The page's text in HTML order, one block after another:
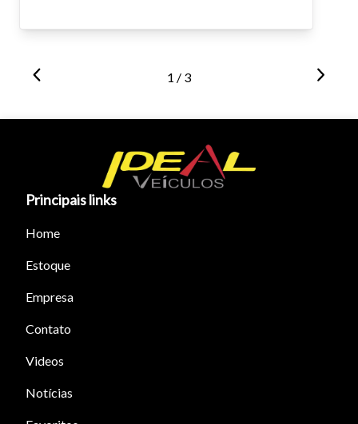
1 / 3
Principais links
Home
Estoque
Empresa
Contato
Videos
Notícias